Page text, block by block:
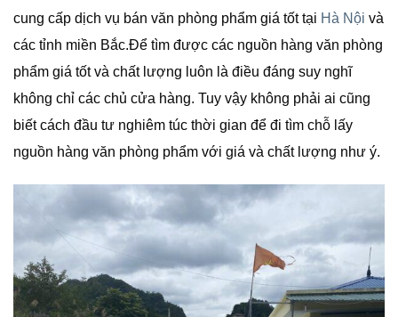
cung cấp dịch vụ bán văn phòng phẩm giá tốt tại Hà Nội và
các tỉnh miền Bắc.Để tìm được các nguồn hàng văn phòng
phẩm giá tốt và chất lượng luôn là điều đáng suy nghĩ
không chỉ các chủ cửa hàng. Tuy vậy không phải ai cũng
biết cách đầu tư nghiêm túc thời gian để đi tìm chỗ lấy
nguồn hàng văn phòng phẩm với giá và chất lượng như ý.